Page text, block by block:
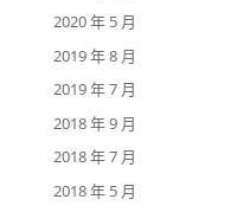
2020 年 5 月
2019 年 8 月
2019 年 7 月
2018 年 9 月
2018 年 7 月
2018 年 5 月